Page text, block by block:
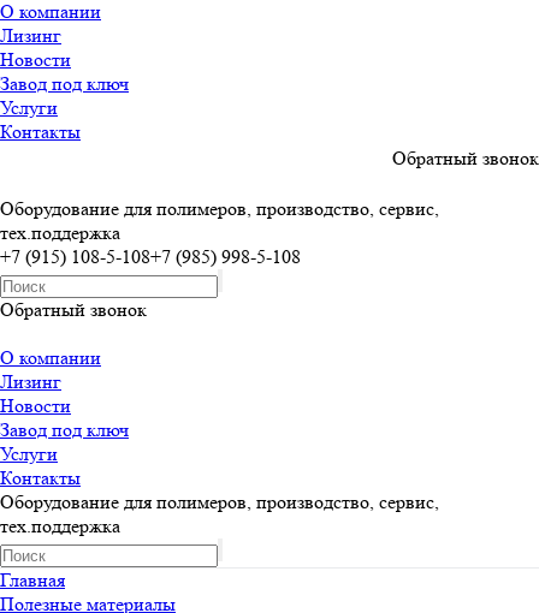
О компании
Лизинг
Новости
Завод под ключ
Услуги
Контакты
Обратный звонок
Оборудование для полимеров, производство, сервис,
тех.поддержка
+7 (915) 108-5-108+7 (985) 998-5-108
Обратный звонок
О компании
Лизинг
Новости
Завод под ключ
Услуги
Контакты
Оборудование для полимеров, производство, сервис,
тех.поддержка
Главная
Полезные материалы